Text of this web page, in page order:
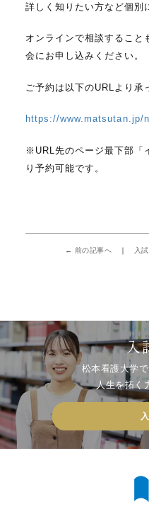
詳しく知りたい方など個別
オンラインで相談すること
会にお申し込みください。
ご予約は以下のURLより承
https://www.matsutan.jp/
※URL先のページ最下部「
り予約可能です。
← 前の記事へ 入
入
松本看護大学
人生を拓く